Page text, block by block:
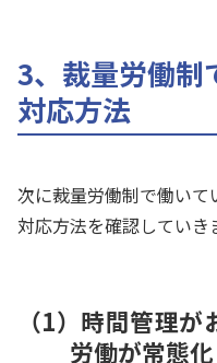
3、裁量労働制
対応方法
次に裁量労働制で働い
対応方法を確認していき
（1）時間管理
労働が常態化